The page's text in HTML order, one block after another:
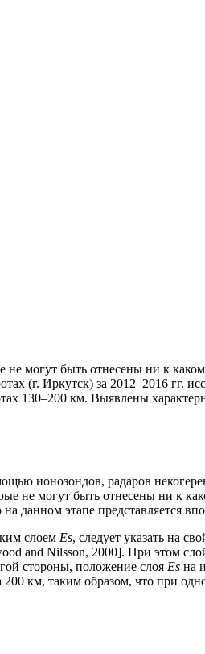
могут быть отнесены ни к
(г. Иркутск) за 2012–2016 гг.
130–200 км. Выявлены
ионозондов, радаров
не могут быть отнесены ни к
данном этапе представляется
слоем Es, следует указать на
and Nilsson, 2000]. При этом
стороны, положение слоя Es на
км, таким образом, что при